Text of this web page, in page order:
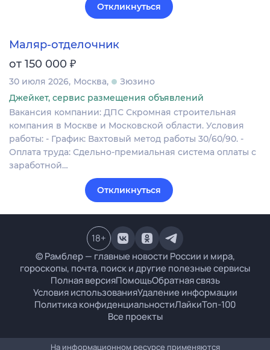
Откликнуться
Маляр-отделочник
от 150 000 ₽
30 июля 2026 Москва
Зюзино
Джейкет, сервис размещения объявлений
Вакансия компании: ДПС Скромная строительная
компания в Москве и Московской области. Условия
работы: - График: Вахтовый метод работы 30/60/90. -
Оплата труда: Сдельно-премиальная система оплаты с
заработной…
Откликнуться
© Рамблер — главные новости России и мира,
гороскопы, почта, поиск и другие полезные сервисы
Полная версияПомощьОбратная связь
Условия использованияУдаление информации
Политика конфиденциальностиЛайкиТоп-100
Все проекты
18+
На информационном ресурсе применяются